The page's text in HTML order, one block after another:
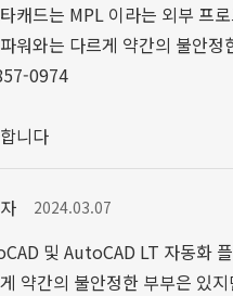
캐드는 MPL 이라는 외부 프
워와는 다르게 약간의 불안
0974
니다
2024.03.07
및 AutoCAD LT 자동화
약간의 불안정한 부부은 있